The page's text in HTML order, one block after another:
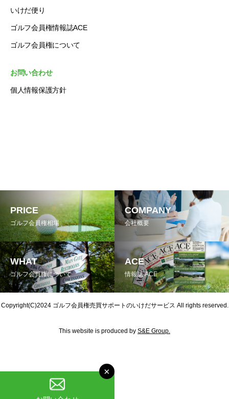
いけだ便り
ゴルフ会員権情報誌ACE
ゴルフ会員権について
お問い合わせ
個人情報保護方針
PRICE
ゴルフ会員権相場
COMPANY
会社概要
WHAT
ゴルフ会員権について
ACE
情報誌 ACE
Copyright(C)2024 ゴルフ会員権売買サポートのいけだサービス All rights reserved.
This website is produced by S&E Group.
×